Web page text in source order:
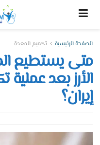
الصفحة الرئيسية تكميم المعدة
متى يستطيع
الأرز بعد
إيران؟